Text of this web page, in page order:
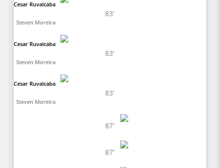
Steven Moreira
Cesar Ruvalcaba
83'
Steven Moreira
Cesar Ruvalcaba
83'
Steven Moreira
Cesar Ruvalcaba
83'
87'
87'